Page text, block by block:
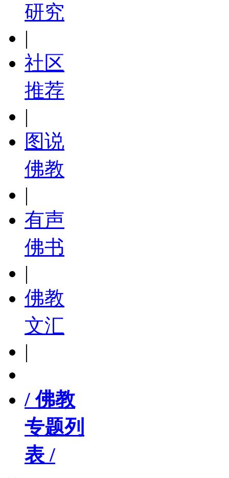
研究
|
社区
推荐
|
图说
佛教
|
有声
佛书
|
佛教
文汇
|
/ 佛教
专题列
表 /